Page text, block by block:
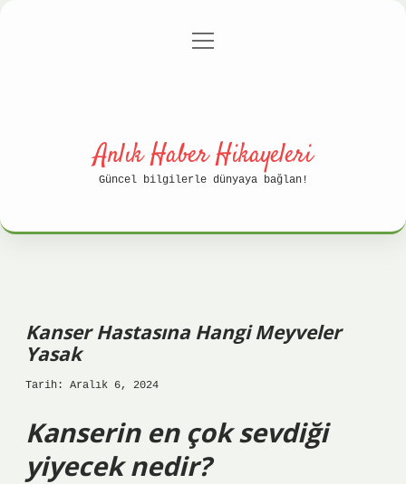
Gizlilik Politikası
menüyü
Anlık Haber Hikayeleri
Güncel bilgilerle dünyaya bağlan!
Kanser Hastasına Hangi Meyveler
Yasak
Tarih: Aralık 6, 2024
Kanserin en çok sevdiği
yiyecek nedir?